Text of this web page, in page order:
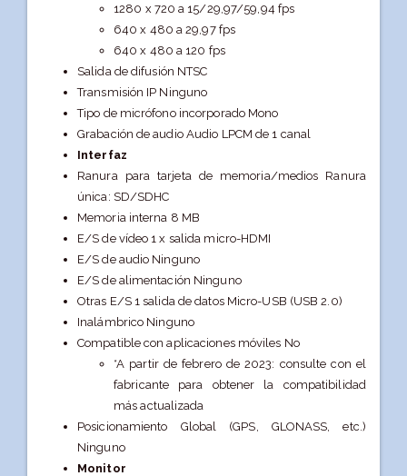
1280 x 720 a 15/29,97/59,94 fps
640 x 480 a 29,97 fps
640 x 480 a 120 fps
Salida de difusión NTSC
Transmisión IP Ninguno
Tipo de micrófono incorporado Mono
Grabación de audio Audio LPCM de 1 canal
Interfaz
Ranura para tarjeta de memoria/medios Ranura
única: SD/SDHC
Memoria interna 8 MB
E/S de vídeo 1 x salida micro-HDMI
E/S de audio Ninguno
E/S de alimentación Ninguno
Otras E/S 1 salida de datos Micro-USB (USB 2.0)
Inalámbrico Ninguno
Compatible con aplicaciones móviles No
*A partir de febrero de 2023: consulte con el
fabricante para obtener la compatibilidad
más actualizada
Posicionamiento Global (GPS, GLONASS, etc.)
Ninguno
Monitor